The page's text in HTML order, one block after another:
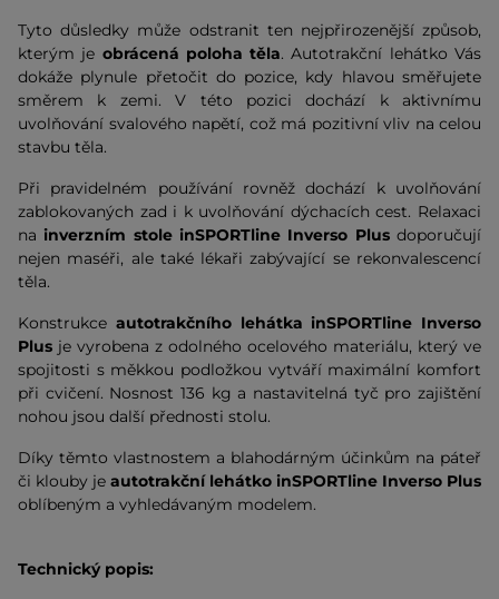
Tyto důsledky může odstranit ten nejpřirozenější způsob,
kterým je obrácená poloha těla. Autotrakční lehátko Vás
dokáže plynule přetočit do pozice, kdy hlavou směřujete
směrem k zemi. V této pozici dochází k aktivnímu
uvolňování svalového napětí, což má pozitivní vliv na celou
stavbu těla.
Při pravidelném používání rovněž dochází k uvolňování
zablokovaných zad i k uvolňování dýchacích cest. Relaxaci
na inverzním stole inSPORTline Inverso Plusdoporučují
nejen maséři, ale také lékaři zabývající se rekonvalescencí
těla.
Konstrukce autotrakčního lehátka inSPORTline Inverso
Plus je vyrobena z odolného ocelového materiálu, který ve
spojitosti s měkkou podložkou vytváří maximální komfort
při cvičení. Nosnost 136 kg a nastavitelná tyč pro zajištění
nohou jsou další přednosti stolu.
Díky těmto vlastnostem a blahodárným účinkům na páteř
či klouby je autotrakční lehátko inSPORTline Inverso Plus
oblíbeným a vyhledávaným modelem.
Technický popis: